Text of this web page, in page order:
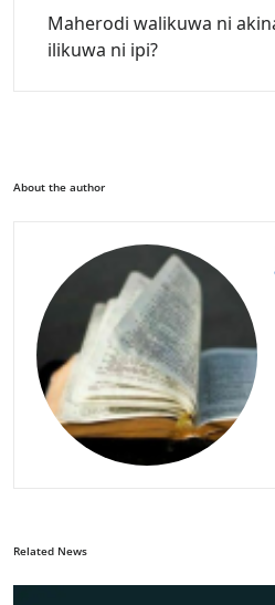
Maherodi walikuwa ni
ilikuwa ni ipi?
About the author
Related News